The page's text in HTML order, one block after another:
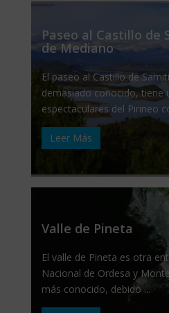
Paseo al Castillo de
de Mediano
El paseo al Castillo de
demasiado conocido, tiene
espectaculares del Pirineo
Leer Más
Valle de Pineta
El valle de Pineta es otra
Nacional de Ordesa y
más conocido, debido ...